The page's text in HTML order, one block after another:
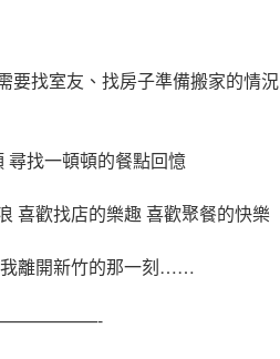
要找室友、找房子準備搬家的情況
尋找一頓頓的餐點回憶
喜歡找店的樂趣 喜歡聚餐的快樂
我離開新竹的那一刻……